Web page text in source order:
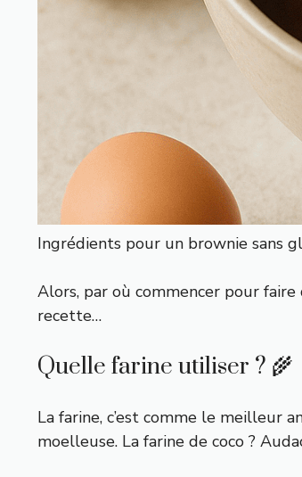
Ingrédients pour un brownie sans
Alors, par où commencer pour
recette…
Quelle farine utiliser ? 🌾
La farine, c’est comme le meilleur
moelleuse. La farine de coco ?